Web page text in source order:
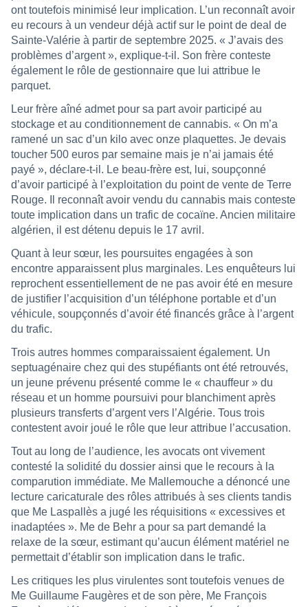
ont toutefois minimisé leur implication. L’un reconnaît avoir
eu recours à un vendeur déjà actif sur le point de deal de
Sainte-Valérie à partir de septembre 2025. « J’avais des
problèmes d’argent », explique-t-il. Son frère conteste
également le rôle de gestionnaire que lui attribue le
parquet.
Leur frère aîné admet pour sa part avoir participé au
stockage et au conditionnement de cannabis. « On m’a
ramené un sac d’un kilo avec onze plaquettes. Je devais
toucher 500 euros par semaine mais je n’ai jamais été
payé », déclare-t-il. Le beau-frère est, lui, soupçonné
d’avoir participé à l’exploitation du point de vente de Terre
Rouge. Il reconnaît avoir vendu du cannabis mais conteste
toute implication dans un trafic de cocaïne. Ancien militaire
algérien, il est détenu depuis le 17 avril.
Quant à leur sœur, les poursuites engagées à son
encontre apparaissent plus marginales. Les enquêteurs lui
reprochent essentiellement de ne pas avoir été en mesure
de justifier l’acquisition d’un téléphone portable et d’un
véhicule, soupçonnés d’avoir été financés grâce à l’argent
du trafic.
Trois autres hommes comparaissaient également. Un
septuagénaire chez qui des stupéfiants ont été retrouvés,
un jeune prévenu présenté comme le « chauffeur » du
réseau et un homme poursuivi pour blanchiment après
plusieurs transferts d’argent vers l’Algérie. Tous trois
contestent avoir joué le rôle que leur attribue l’accusation.
Tout au long de l’audience, les avocats ont vivement
contesté la solidité du dossier ainsi que le recours à la
comparution immédiate. Me Mallemouche a dénoncé une
lecture caricaturale des rôles attribués à ses clients tandis
que Me Laspallès a jugé les réquisitions « excessives et
inadaptées ». Me de Behr a pour sa part demandé la
relaxe de la sœur, estimant qu’aucun élément matériel ne
permettait d’établir son implication dans le trafic.
Les critiques les plus virulentes sont toutefois venues de
Me Guillaume Faugères et de son père, Me François